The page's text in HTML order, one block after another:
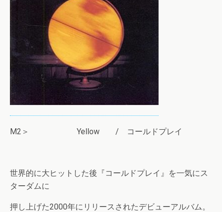
M2＞ Yellow / コールドプレイ
世界的に大ヒットした後『コールドプレイ』を一気にス
ターダムに
押し上げた2000年にリリースされたデビューアルバム。